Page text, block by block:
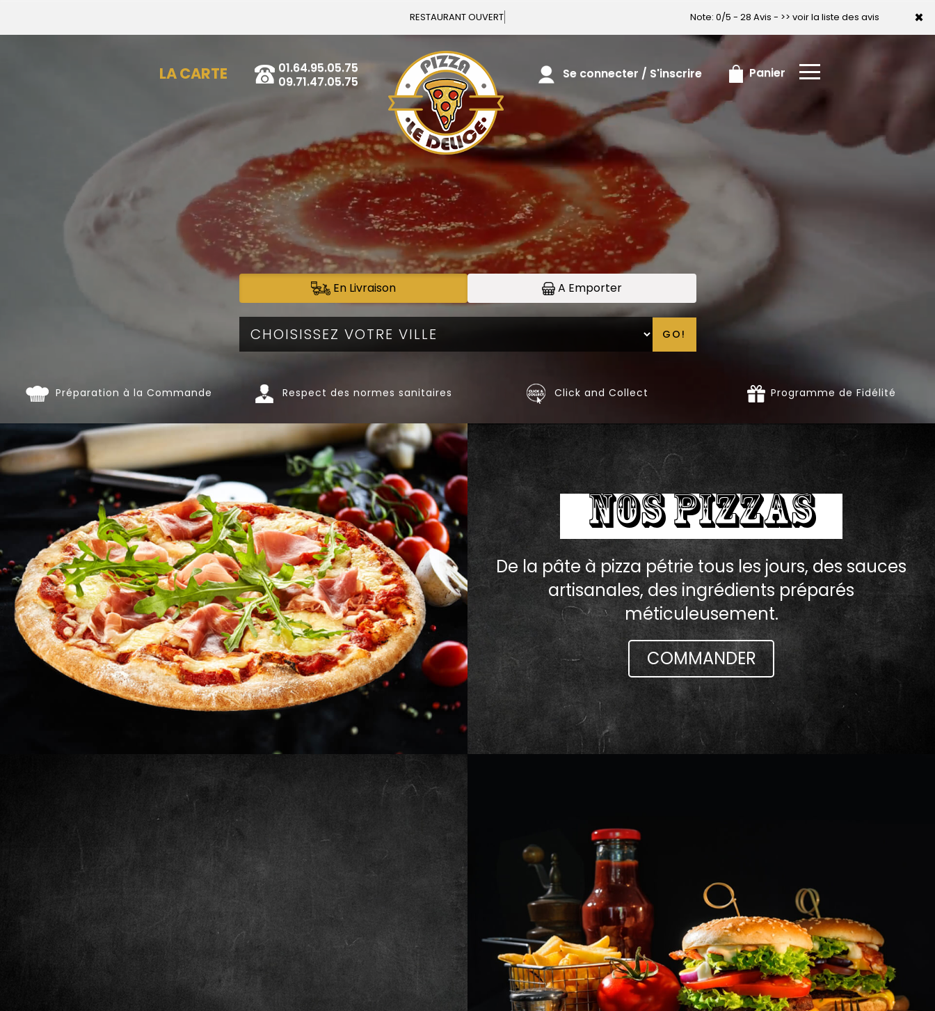
×
Vous pouvez Note: 0/5 - 28 Avis - >> voir la liste des avis
LA CARTE
01.64.95.05.75
09.71.47.05.75
Se connecter / S'inscrire Panier
×
En Livraison A Emporter
GO!
Préparation à la Commande Respect des normes sanitaires Click and Collect Programme de Fidélité
NOS PIZZAS
De la pâte à pizza pétrie tous les jours, des sauces
artisanales, des ingrédients préparés
méticuleusement.
COMMANDER